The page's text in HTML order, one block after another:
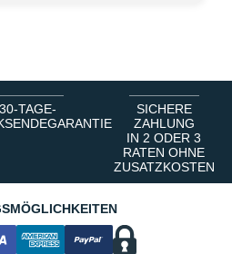
30-TAGE-
SICHERE
ZAHLUNG
IN 2 ODER 3
RATEN OHNE
ZUSATZKOSTEN